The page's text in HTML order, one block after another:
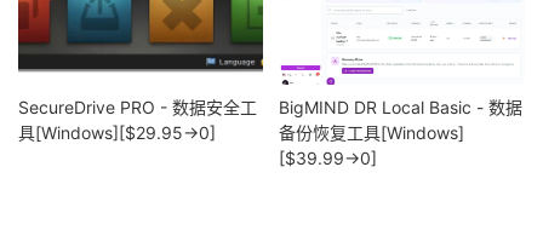
SecureDrive PRO - 数据安全工
具[Windows][$29.95→0]
BigMIND DR Local Basic - 数据
备份恢复工具[Windows]
[$39.99→0]